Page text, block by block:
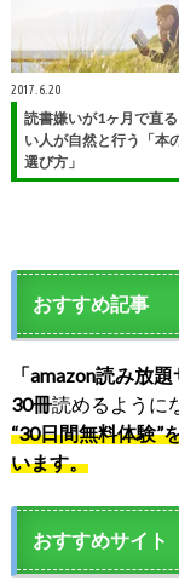
2017.6.20
読書嫌いが1ヶ月で直
い人が自然と行う「本
選び方」
おすすめ記事
「amazon読み放題
30冊読めるように
“30日間無料体験”
います。
おすすめサイト